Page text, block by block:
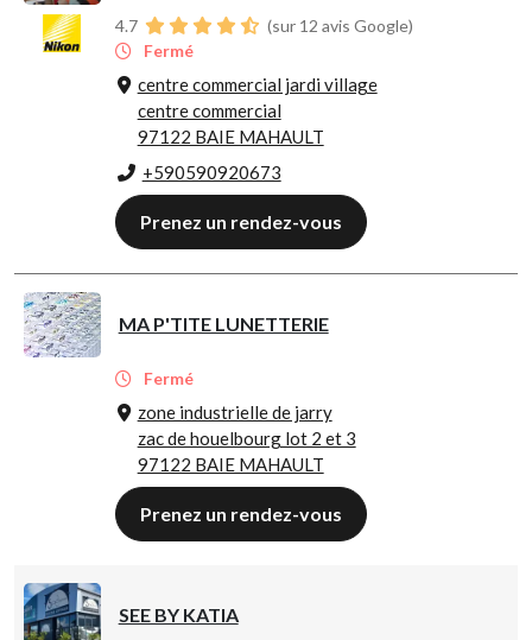
4.7
(sur 12 avis Google)
Fermé
centre commercial jardi village
centre commercial
97122 BAIE MAHAULT
+590590920673
Prenez un rendez-vous
MA P'TITE LUNETTERIE
Fermé
zone industrielle de jarry
zac de houelbourg lot 2 et 3
97122 BAIE MAHAULT
Prenez un rendez-vous
SEE BY KATIA